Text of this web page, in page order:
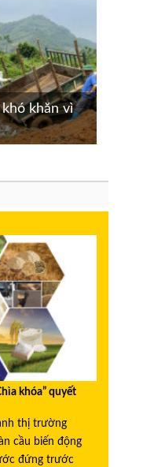
khăn vì
khóa” quyết
thị trường
cầu biến động
đứng trước